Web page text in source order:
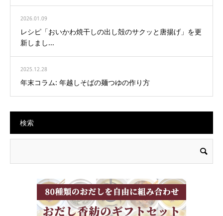
2026.01.09
レシピ「おいかわ焼干しの出し殻のサクッと唐揚げ」を更
新しまし...
2025.12.28
年末コラム: 年越しそばの麺つゆの作り方
検索